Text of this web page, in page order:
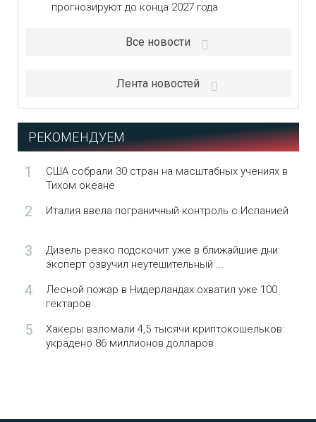
прогнозируют до конца 2027 года
Все новости
Лента новостей
РЕКОМЕНДУЕМ
1
США собрали 30 стран на масштабных учениях в
Тихом океане
2 Италия ввела пограничный контроль с Испанией
3
Дизель резко подскочит уже в ближайшие дни:
эксперт озвучил неутешительный ...
4
Лесной пожар в Нидерландах охватил уже 100
гектаров
5
Хакеры взломали 4,5 тысячи криптокошельков:
украдено 86 миллионов долларов